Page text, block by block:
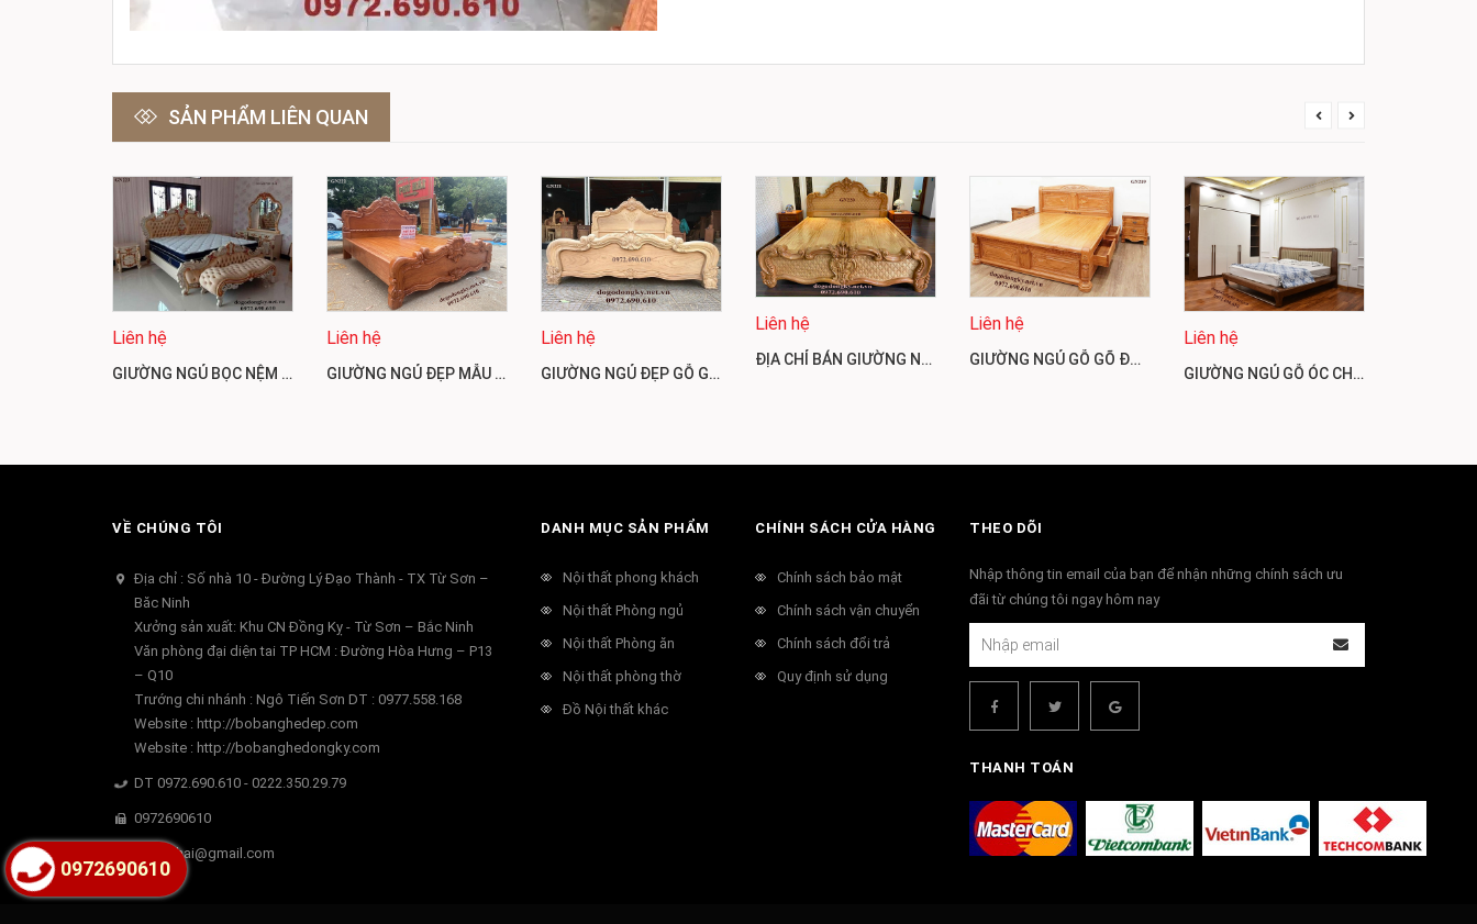
SẢN PHẨM LIÊN QUAN
Liên hệ
GIƯỜNG NGỦ BỌC NỆM ( BỌC DA/ NỈ ) PHONG CÁCH THỜI THƯỢNG GN223
Liên hệ
GIƯỜNG NGỦ ĐẸP MẪU MỚI GIÁ RẺ DÀNH CHO MỌI NHÀ GN222
Liên hệ
GIƯỜNG NGỦ ĐẸP GỖ GÕ ĐỎ PHONG CÁCH CHÂU ÂU GN221
Liên hệ
ĐỊA CHỈ BÁN GIƯỜNG NGỦ GỖ GÕ ĐỎ MẪU ĐẸP, GIÁ RẺ NHẤT GN220
Liên hệ
GIƯỜNG NGỦ GỖ GÕ ĐỎ GIÁ RẺ, MẪU ĐẸP GN219
Liên hệ
GIƯỜNG NGỦ GỖ ÓC CHÓ SANG TRỌNG, HIỆN ĐẠI PHONG CÁCH MỚI GN218
VỀ CHÚNG TÔI
Địa chỉ : Số nhà 10 - Đường Lý Đạo Thành - TX Từ Sơn –
Băc Ninh
Xưởng sản xuất: Khu CN Đồng Kỵ - Từ Sơn – Bắc Ninh
Văn phòng đại diện tai TP HCM : Đường Hòa Hưng – P13
– Q10
Trướng chi nhánh : Ngô Tiến Sơn DT : 0977.558.168
Website : http://bobanghedep.com
Website : http://bobanghedongky.com
DT 0972.690.610 - 0222.350.29.79
0972690610
dgphuhai@gmail.com
DANH MỤC SẢN PHẨM
Nội thất phong khách
Nội thất Phòng ngủ
Nội thất Phòng ăn
Nội thất phòng thờ
Đồ Nội thất khác
CHÍNH SÁCH CỬA HÀNG
Chính sách bảo mật
Chính sách vận chuyển
Chính sách đổi trả
Quy định sử dụng
THEO DÕI
Nhập thông tin email của bạn để nhận những chính sách ưu
đãi từ chúng tôi ngay hôm nay
THANH TOÁN
0972690610